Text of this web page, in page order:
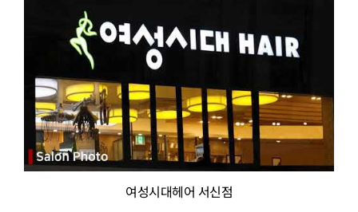
여성시대헤어 서신점